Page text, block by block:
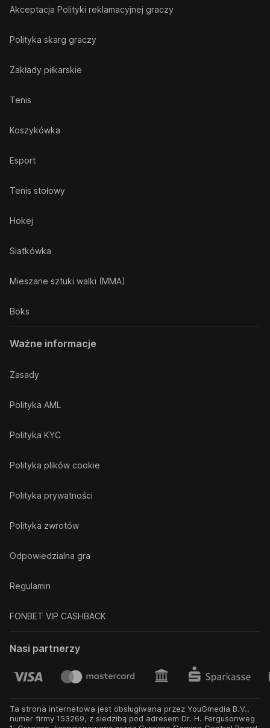
Akceptacja Polityki reklamacyjnej graczy
Polityka skarg graczy
Zakłady piłkarskie
Tenis
Koszykówka
Esport
Tenis stołowy
Hokej
Siatkówka
Mieszane sztuki walki (MMA)
Boks
Ważne informacje
Zasady
Polityka AML
Polityka KYC
Polityka plików cookie
Polityka prywatności
Polityka zwrotów
Odpowiedzialna gra
Regulamin
FONBET VIP CASHBACK
Nasi partnerzy
Ta strona internetowa jest obsługiwana przez YouGmedia B.V.,
numer firmy 153269, z siedzibą pod adresem Dr. H. Fergusonweg